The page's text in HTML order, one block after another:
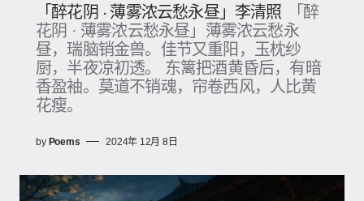
「醉花阴 · 薄雾浓云愁永昼」李清照
「醉
花阴 · 薄雾浓云愁永昼」薄雾浓云愁永
昼，瑞脑销金兽。佳节又重阳，玉枕纱
厨，半夜凉初透。 东篱把酒黄昏后，有暗
香盈袖。莫道不销魂，帘卷西风，人比黄
花瘦。
by Poems 2024年 12月 8日